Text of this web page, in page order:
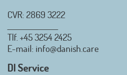
Danish.Care -
hjælpemidler og
CVR: 2869 3222
Tlf.+45 3254 2425
E-mail: info@danish.care
DI Service